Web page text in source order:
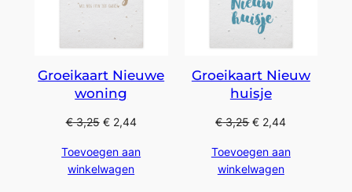
Groeikaart Nieuwe
woning
€3,25 €2,44
Toevoegen aan
winkelwagen
Groeikaart Nieuw
huisje
€3,25 € 2,44
Toevoegen aan
winkelwagen